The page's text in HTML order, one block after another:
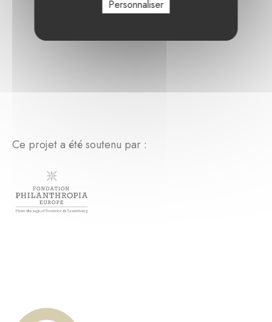
Ce projet a été soutenu par :
Personnaliser